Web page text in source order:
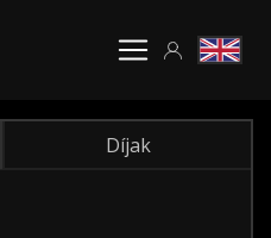
Díjak